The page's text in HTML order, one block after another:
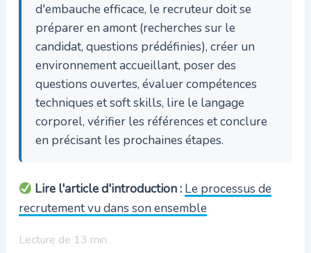
d'embauche efficace, le recruteur doit se
préparer en amont (recherches sur le
candidat, questions prédéfinies), créer un
environnement accueillant, poser des
questions ouvertes, évaluer compétences
techniques et soft skills, lire le langage
corporel, vérifier les références et conclure
en précisant les prochaines étapes.
Lire l'article d'introduction : Le processus de
recrutement vu dans son ensemble
Lecture de 13 min.